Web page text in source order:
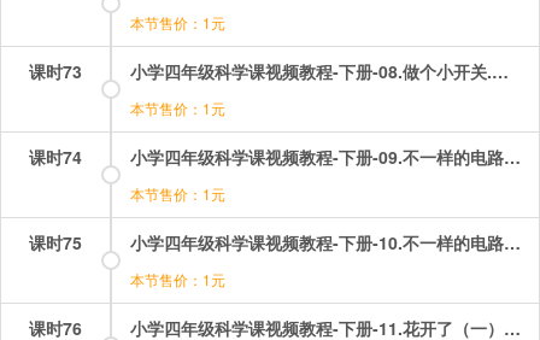
本节售价：1元
课时73 小学四年级科学课视频教程-下册-08.做个小开关.mp4
本节售价：1元
课时74 小学四年级科学课视频教程-下册-09.不一样的电路连接（一）——里面是怎样连接的.mp4
本节售价：1元
课时75 小学四年级科学课视频教程-下册-10.不一样的电路连接（二）——比较两种不同的电路连接.mp4
本节售价：1元
课时76 小学四年级科学课视频教程-下册-11.花开了（一）——观察一朵花.mp4